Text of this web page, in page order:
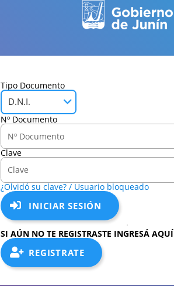
Tipo Documento
D.N.I.
Nº Documento
Clave
¿Olvidó su clave? / Usuario bloqueado
INICIAR SESIÓN
SI AÚN NO TE REGISTRASTE INGRESÁ AQUÍ
REGISTRATE